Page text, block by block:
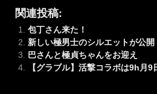
関連投稿:
包丁さん来た！
新しい極男士のシルエットが公開
巴さんと極貞ちゃんをお迎え
【グラブル】活撃コラボは9h月9